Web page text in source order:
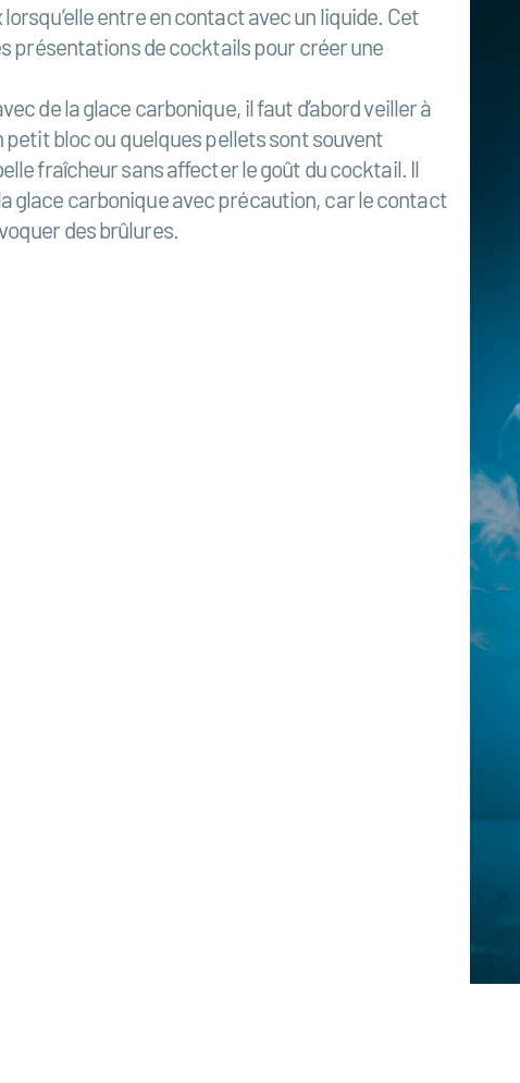
entre en contact avec un liquide. Cet
présentations de cocktails pour créer une
de la glace carbonique, il faut d’abord veiller à
bloc ou quelques pellets sont souvent
fraîcheur sans affecter le goût du cocktail. Il
glace carbonique avec précaution, car le contact
des brûlures.